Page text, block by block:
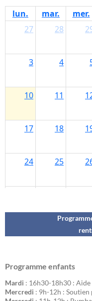
Programme enfants
Mardi : 16h30-18h30 :
Mercredi : 9h-12h :